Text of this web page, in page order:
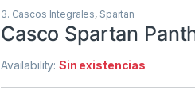
3. Cascos Integrales, Spartan
Casco Spartan
Availability:Sin existencias